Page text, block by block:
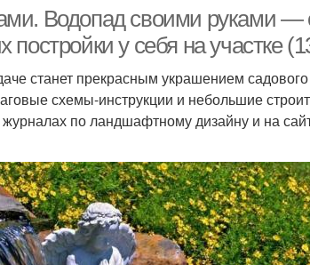
Водопад своими руками
у себя на участке
станет прекрасным украшением
схемы-инструкции и небольшие
по ландшафтному дизайну и на